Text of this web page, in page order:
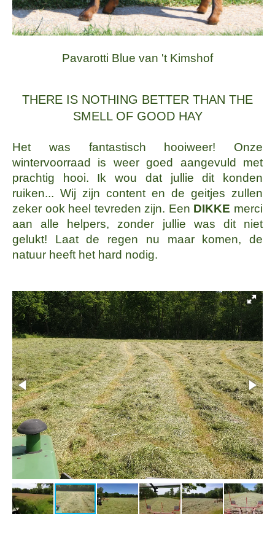
Pavarotti Blue van 't Kimshof
THERE IS NOTHING BETTER THAN THE
SMELL OF GOOD HAY
Het was fantastisch hooiweer! Onze
wintervoorraad is weer goed aangevuld met
prachtig hooi. Ik wou dat jullie dit konden
ruiken... Wij zijn content en de geitjes zullen
zeker ook heel tevreden zijn. Een DIKKE merci
aan alle helpers, zonder jullie was dit niet
gelukt! Laat de regen nu maar komen, de
natuur heeft het hard nodig.